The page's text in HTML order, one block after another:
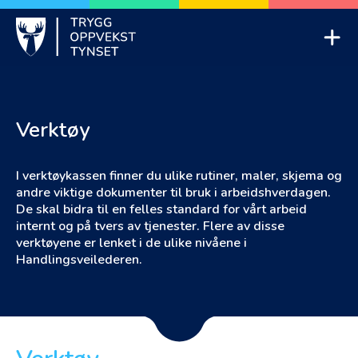
Skip
content
Verktøy
I verktøykassen finner du ulike rutiner, maler, skjema og
andre viktige dokumenter til bruk i arbeidshverdagen.
De skal bidra til en felles standard for vårt arbeid
internt og på tvers av tjenester. Flere av disse
verktøyene er lenket i de ulike nivåene i
Handlingsveilederen.